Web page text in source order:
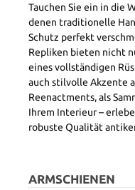
Tauchen Sie ein in die
denen traditionelle
Schutz perfekt
Repliken bieten nicht
eines vollständigen
auch stilvolle Akzente
Reenactments, als
Ihrem Interieur –
robuste Qualität
ARMSCHIENEN